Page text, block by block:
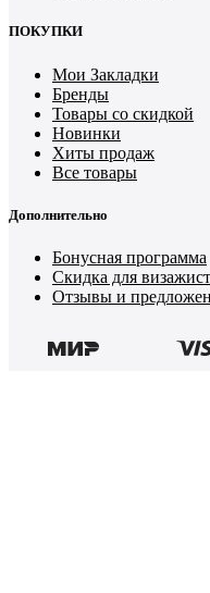
ПОКУПКИ
Мои Закладки
Бренды
Товары со скидкой
Новинки
Хиты продаж
Все товары
Дополнительно
Бонусная программа
Скидка для
Отзывы и